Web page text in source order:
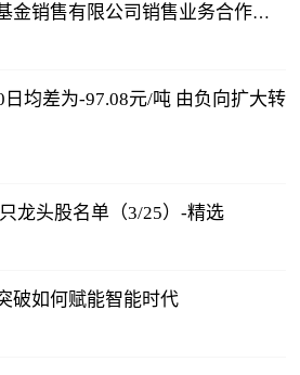
金销售有限公司销售业务合作关
均差为-97.08元/吨 由负向扩大转
龙头股名单（3/25）-精选
破如何赋能智能时代